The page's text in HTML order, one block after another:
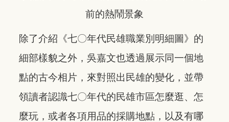
前的熱鬧景象
除了介紹《七〇年代民雄職業別明細圖》的
細部樣貌之外，吳嘉文也透過展示同一個地
點的古今相片，來對照出民雄的變化，並帶
領讀者認識七〇年代的民雄市區怎麼逛、怎
麼玩，或者各項用品的採購地點，以及有哪